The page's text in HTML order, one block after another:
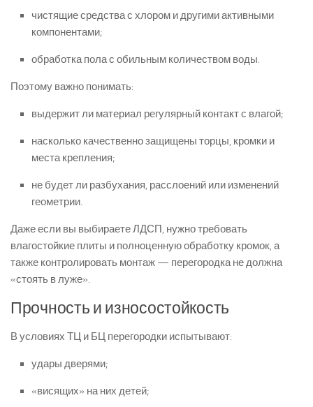
чистящие средства с хлором и другими активными
компонентами;
обработка пола с обильным количеством воды.
Поэтому важно понимать:
выдержит ли материал регулярный контакт с влагой;
насколько качественно защищены торцы, кромки и
места крепления;
не будет ли разбухания, расслоений или изменений
геометрии.
Даже если вы выбираете ЛДСП, нужно требовать
влагостойкие плиты и полноценную обработку кромок, а
также контролировать монтаж — перегородка не должна
«стоять в луже».
Прочность и износостойкость
В условиях ТЦ и БЦ перегородки испытывают:
удары дверями;
«висящих» на них детей;